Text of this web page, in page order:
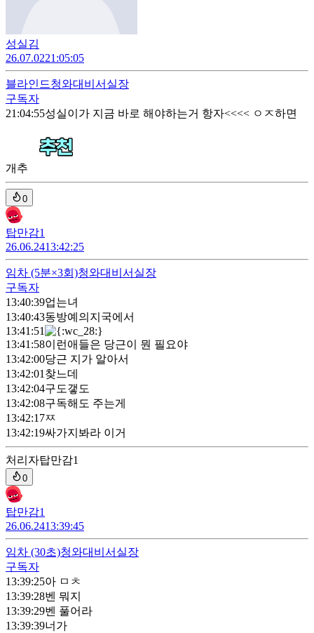
성실김
26.07.0221:05:05
블라인드청와대비서실장
구독자
21:04:55성실이가 지금 바로 해야하는거 항자<<<< ㅇㅈ하면
개추
0
탑만감1
26.06.2413:42:25
임차 (5분×3회)청와대비서실장
구독자
13:40:39업는녀
13:40:43동방예의지국에서
13:41:51
13:41:58이런애들은 당근이 뭔 필요야
13:42:00당근 지가 알아서
13:42:01 찾느데
13:42:04구도갷도
13:42:08구독해도 주는게
13:42:17ㅉ
13:42:19싸가지봐라 이거
처리자탑만감1
0
탑만감1
26.06.2413:39:45
임차 (30초)청와대비서실장
구독자
13:39:25아 ㅁㅊ
13:39:28벤 뭐지
13:39:29벤 풀어라
13:39:39너가